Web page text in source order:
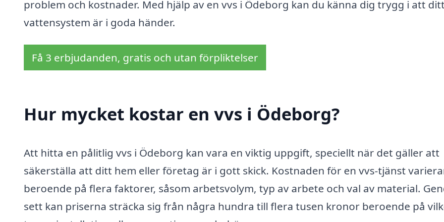
problem och kostnader. Med hjälp av en vvs i Ödeborg kan du känna dig trygg i att ditt
vattensystem är i goda händer.
Få 3 erbjudanden, gratis och utan förpliktelser
Hur mycket kostar en vvs i Ödeborg?
Att hitta en pålitlig vvs i Ödeborg kan vara en viktig uppgift, speciellt när det gäller att
säkerställa att ditt hem eller företag är i gott skick. Kostnaden för en vvs-tjänst
beroende på flera faktorer, såsom arbetsvolym, typ av arbete och val av material.
sett kan priserna sträcka sig från några hundra till flera tusen kronor beroende på